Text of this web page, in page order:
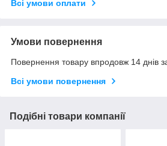
Всі умови оплати
Умови повернення
Повернення товару впродовж 14 днів
Всі умови повернення
Подібні товари компанії